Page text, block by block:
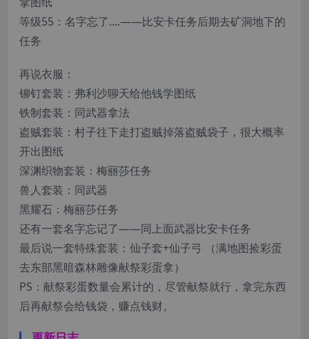
等级55：名字忘了....——比安卡任务后期去矿洞地下的
任务
再说衣服：
铆钉套装：弗利沙聊天给他钱学图纸
铁制套装：同武器拿法
盗贼套装：村子往下走打盗贼掉落盗贼袋子，很大概率
开出图纸
深渊织物套装：梅丽莎任务
兽人套装：同武器
黑耀石：梅丽莎任务
还有一套名字忘记了——同上面武器比安卡任务
最后说一套特殊套装：仙子套+仙子弓 （满地图捡彩蛋
去东部黑暗森林雕像献祭彩蛋拿）
PS：献祭彩蛋数量会累计的，尽管献祭就行，拿完东西
后再献祭会给钱袋，赚点钱财。